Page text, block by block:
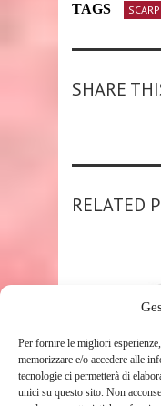
Per fornire le migliori
memorizzare e/o accedere alle
tecnologie ci permetterà di
unici su questo sito. Non
TAGS
SHARE
RELATED
SHOP